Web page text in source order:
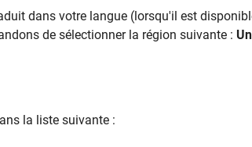
How useful was this
dans votre langue (lorsqu'il est
de sélectionner la région suivante :
la liste suivante :